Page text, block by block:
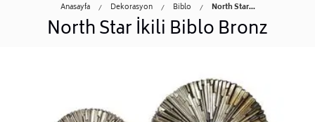
Anasayfa Dekorasyon Biblo North Star...
North Star İkili Biblo Bronz